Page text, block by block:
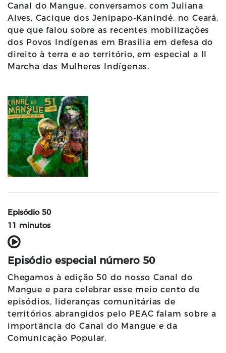
Canal do Mangue, conversamos com Juliana
Alves, Cacique dos Jenipapo-Kanindé, no Ceará,
que que falou sobre as recentes mobilizações
dos Povos Indígenas em Brasília em defesa do
direito à terra e ao território, em especial a II
Marcha das Mulheres Indígenas.
Episódio 50
11 minutos
Episódio especial número 50
Chegamos à edição 50 do nosso Canal do
Mangue e para celebrar esse meio cento de
episódios, lideranças comunitárias de
territórios abrangidos pelo PEAC falam sobre a
importância do Canal do Mangue e da
Comunicação Popular.